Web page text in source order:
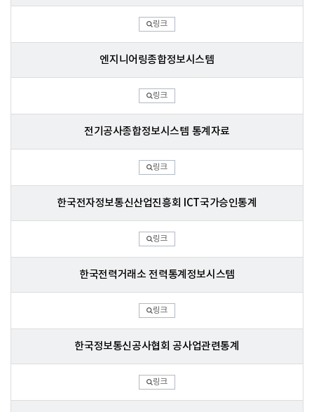
링크
엔지니어링종합정보시스템
링크
전기공사종합정보시스템 통계자료
링크
한국전자정보통신산업진흥회 ICT국가승인통계
링크
한국전력거래소 전력통계정보시스템
링크
한국정보통신공사협회 공사업관련통계
링크